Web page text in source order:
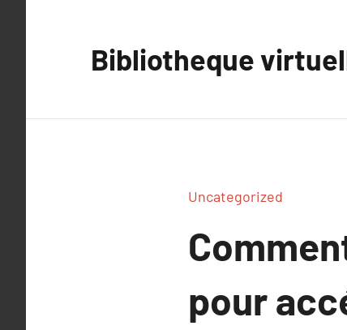
Bibliotheque
Uncategorized
pour